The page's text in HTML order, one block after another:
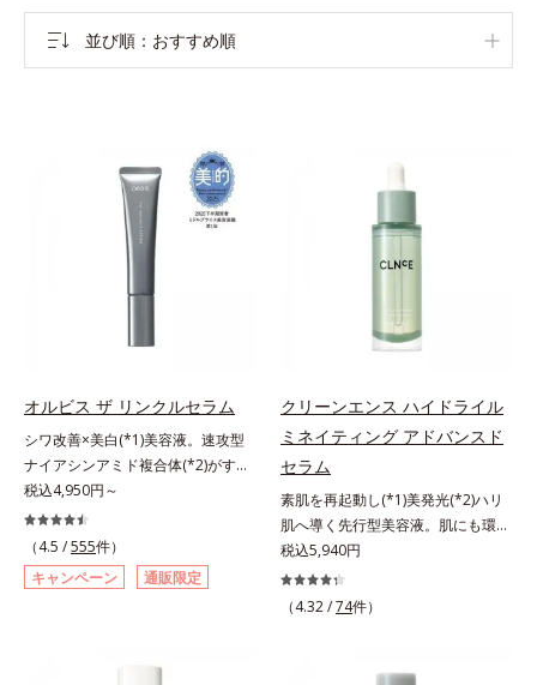
並び順 おすすめ順
オルビス ザ リンクルセラム
シワ改善×美白(*1)美容液。速攻型
ナイアシンアミド複合体(*2)がすば
やく浸透(*3)。ピンと、パッと。大
人の肌にハリ感を。シワ改善×美白
(*1)美容液。ポーラ化成 研究所の独
自研究で見出した、速攻型ナイアシ
ンアミド複合体(*2)と浸透サポート
透スピードがアップ(*5)し、浸透し
税込4,950円～
（4.5 /555件）
キャンペーン
通販限定
クリーンエンス ハイドライル
ミネイティング アドバンスド
セラム
素肌を再起動し(*1)美発光(*2)ハリ
肌へ導く先行型美容液。肌にも環境
にも、いいことを——。
「CLEANENCE（クリーンエン
ス）」が目指すのは、まっさらな素
されるはずだった原料や資源を「ア
税込5,940円
（4.32 /74件）